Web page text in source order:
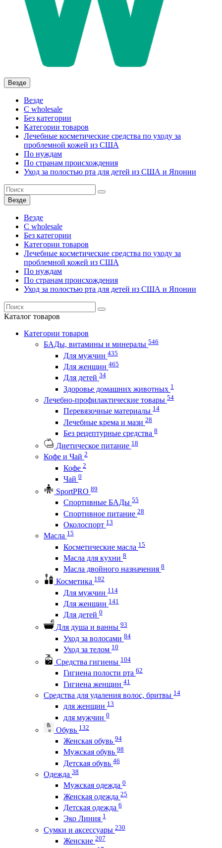
Везде
Везде
C wholesale
Без категории
Категории товаров
Лечебные косметические средства по уходу за
проблемной кожей из США
По нуждам
По странам происхождения
Уход за полостью рта для детей из США и Японии
Везде
Везде
C wholesale
Без категории
Категории товаров
Лечебные косметические средства по уходу за
проблемной кожей из США
По нуждам
По странам происхождения
Уход за полостью рта для детей из США и Японии
Каталог товаров
Категории товаров
БАДы, витамины и минералы 546
Для мужчин 435
Для женщин 465
Для детей 34
Здоровье домашних животных 1
Лечебно-профилактические товары 54
Перевязочные материалы 14
Лечебные крема и мази 28
Без рецептурные средства 8
Диетическое питание 18
Кофе и Чай 2
Кофе 2
Чай 0
SportPRO 89
Спортивные БАДы 55
Спортивное питание 28
Околоспорт 13
Масла 15
Косметические масла 15
Масла для кухни 8
Масла двойного назначения 8
Косметика 192
Для мужчин 114
Для женщин 141
Для детей 0
Для душа и ванны 93
Уход за волосами 84
Уход за телом 10
Средства гигиены 104
Гигиена полости рта 62
Гигиена женщин 41
Средства для удаления волос, бритвы 14
для женщин 13
для мужчин 0
Обувь 132
Женская обувь 94
Мужская обувь 98
Детская обувь 46
Одежда 38
Мужская одежда 0
Женская одежда 25
Детская одежда 6
Эко Линия 1
Сумки и аксессуары 230
Женские 207